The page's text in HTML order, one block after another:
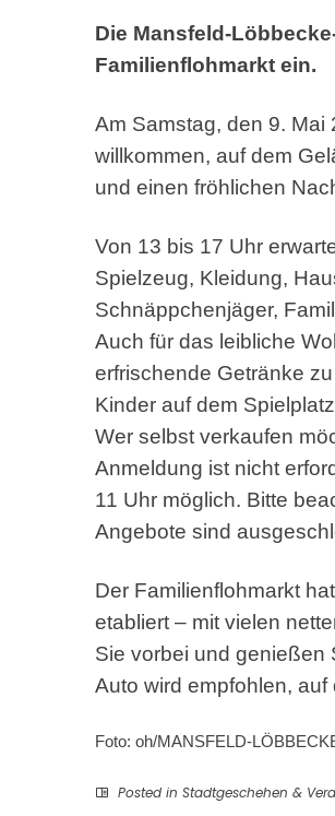
Die Mansfeld-
Familienflohmarkt ein.
Am Samstag, den 9.
willkommen, auf dem
und einen fröhlichen
Von 13 bis 17 Uhr
Spielzeug, Kleidung,
Schnäppchenjäger,
Auch für das leibliche
erfrischende Getränke
Kinder auf dem
Wer selbst verkaufen
Anmeldung ist nicht
11 Uhr möglich. Bitte
Angebote sind
Der Familienflohmarkt
etabliert – mit vielen
Sie vorbei und genießen
Auto wird empfohlen,
Foto: oh/MANSFELD-
Posted in Stadtgeschehen &